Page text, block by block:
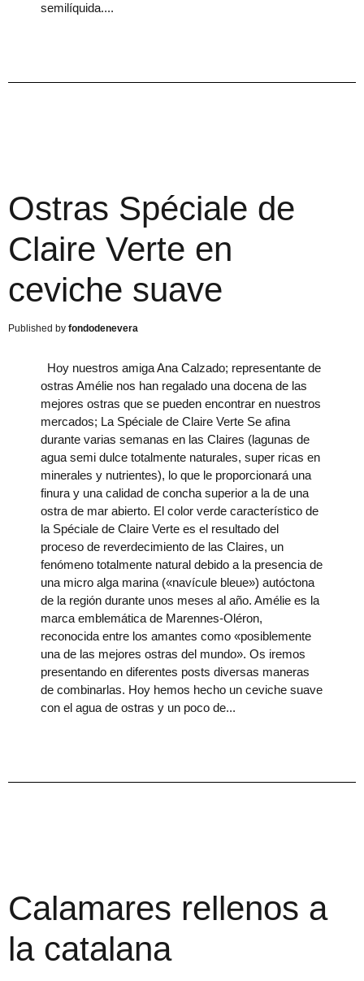
semilíquida.
Ostras Spéciale de
Claire Verte en
ceviche suave
fondodenevera
Hoy nuestros amiga Ana Calzado; representante de
ostras Amélie nos han regalado una docena de las
mejores ostras que se pueden encontrar en nuestros
mercados; La Spéciale de Claire Verte Se afina
durante varias semanas en las Claires (lagunas de
agua semi dulce totalmente naturales, super ricas en
minerales y nutrientes), lo que le proporcionará una
finura y una calidad de concha superior a la de una
ostra de mar abierto. El color verde característico de
la Spéciale de Claire Verte es el resultado del
proceso de reverdecimiento de las Claires, un
fenómeno totalmente natural debido a la presencia de
una micro alga marina («navícule bleue») autóctona
de la región durante unos meses al año. Amélie es la
marca emblemática de Marennes-Oléron,
reconocida entre los amantes como «posiblemente
una de las mejores ostras del mundo». Os iremos
presentando en diferentes posts diversas maneras
de combinarlas. Hoy hemos hecho un ceviche suave
con el agua de ostras y un poco de
Calamares rellenos a
la catalana